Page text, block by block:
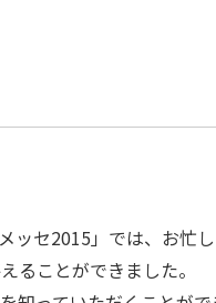
セ2015」では、お忙
ることができました。